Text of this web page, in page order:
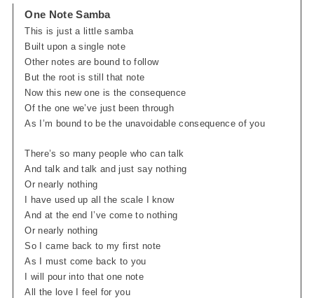
One Note Samba
This is just a little samba
Built upon a single note
Other notes are bound to follow
But the root is still that note
Now this new one is the consequence
Of the one we’ve just been through
As I’m bound to be the unavoidable consequence of you
There’s so many people who can talk
And talk and talk and just say nothing
Or nearly nothing
I have used up all the scale I know
And at the end I’ve come to nothing
Or nearly nothing
So I came back to my first note
As I must come back to you
I will pour into that one note
All the love I feel for you